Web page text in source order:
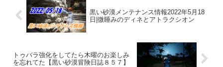
黒い砂漠メンテナンス情報2022年5月18
日|微睡みのディネとアトラクシオン
トゥバラ強化をしてたら木曜のお楽しみ
を忘れてた【黒い砂漠冒険日誌８５７】